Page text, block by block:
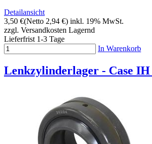
Detailansicht
3,50 €(Netto 2,94 €) inkl. 19% MwSt.
zzgl. Versandkosten Lagernd
Lieferfrist 1-3 Tage
In Warenkorb
Lenkzylinderlager - Case IH